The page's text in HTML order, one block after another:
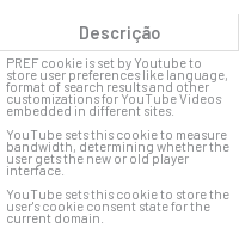
Descrição
PREF cookie is set by Youtube to
store user preferences like language,
format of search results and other
customizations for YouTube Videos
embedded in different sites.
YouTube sets this cookie to measure
bandwidth, determining whether the
user gets the new or old player
interface.
YouTube sets this cookie to store the
user's cookie consent state for the
current domain.